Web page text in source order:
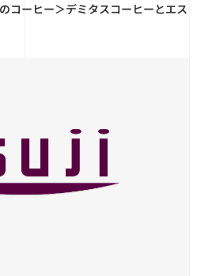
コーヒー＞デミタスコーヒーとエス